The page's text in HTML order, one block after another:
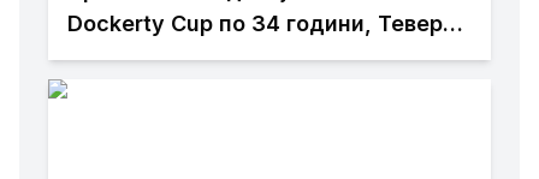
Dockerty Cup по 34 години, Тевере
прогласен за најдобар играч